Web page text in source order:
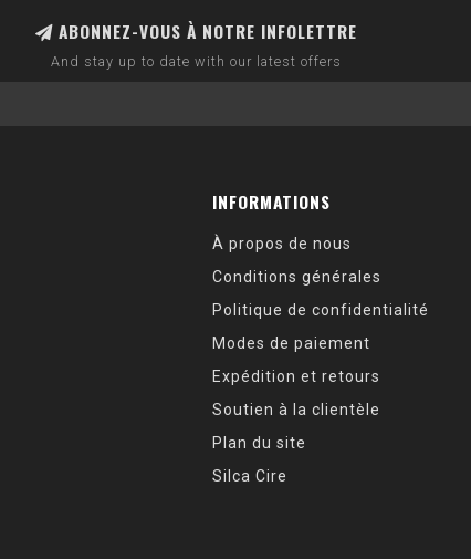
ABONNEZ-VOUS À NOTRE INFOLETTRE
And stay up to date with our latest offers
INFORMATIONS
À propos de nous
Conditions générales
Politique de confidentialité
Modes de paiement
Expédition et retours
Soutien à la clientèle
Plan du site
Silca Cire